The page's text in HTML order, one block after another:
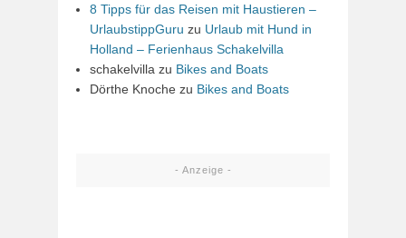
8 Tipps für das Reisen mit Haustieren –
UrlaubstippGuru zu Urlaub mit Hund in
Holland – Ferienhaus Schakelvilla
schakelvilla zu Bikes and Boats
Dörthe Knoche zu Bikes and Boats
- Anzeige -